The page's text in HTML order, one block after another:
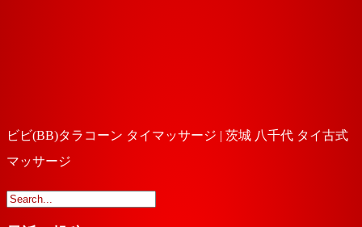
ビビ(BB)タラコーン タイマッサージ | 茨城 八千代 タイ古式
マッサージ